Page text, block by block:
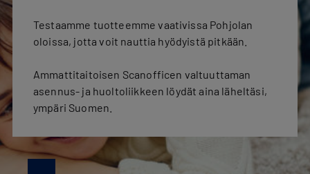
Testaamme tuotteemme vaativissa Pohjolan
oloissa, jotta voit nauttia hyödyistä pitkään.
Ammattitaitoisen Scanofficen valtuuttaman
asennus- ja huoltoliikkeen löydät aina läheltäsi,
ympäri Suomen.